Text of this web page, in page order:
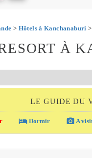
> Hôtels à Kanchanaburi
À
LE GUIDE DU
local_hotel Dormir photo_camera A